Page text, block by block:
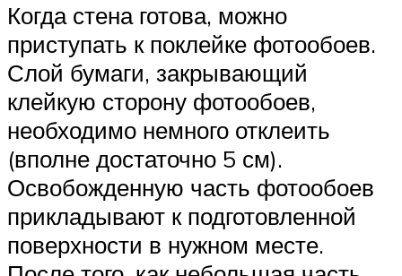
Когда стена готова, можно
приступать к поклейке фотообоев.
Слой бумаги, закрывающий
клейкую сторону фотообоев,
необходимо немного отклеить
(вполне достаточно 5 см).
Освобожденную часть фотообоев
прикладывают к подготовленной
поверхности в нужном месте.